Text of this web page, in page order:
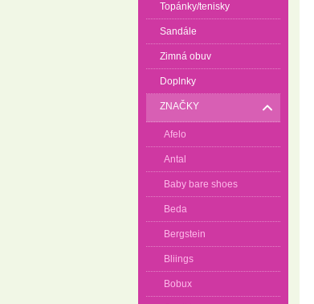
Topánky/tenisky
Sandále
Zimná obuv
Doplnky
ZNAČKY
Afelo
Antal
Baby bare shoes
Beda
Bergstein
Bliings
Bobux